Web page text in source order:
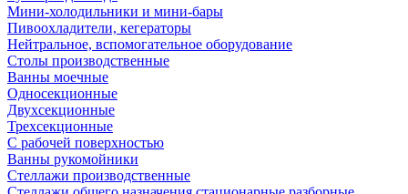
Мини-холодильники и мини-бары
Пивоохладители, кегераторы
Нейтральное, вспомогательное оборудование
Столы производственные
Ванны моечные
Односекционные
Двухсекционные
Трехсекционные
С рабочей поверхностью
Ванны рукомойники
Стеллажи производственные